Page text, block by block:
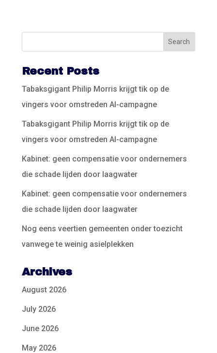
Recent Posts
Tabaksgigant Philip Morris krijgt tik op de
vingers voor omstreden AI-campagne
Tabaksgigant Philip Morris krijgt tik op de
vingers voor omstreden AI-campagne
Kabinet: geen compensatie voor ondernemers
die schade lijden door laagwater
Kabinet: geen compensatie voor ondernemers
die schade lijden door laagwater
Nog eens veertien gemeenten onder toezicht
vanwege te weinig asielplekken
Archives
August 2026
July 2026
June 2026
May 2026